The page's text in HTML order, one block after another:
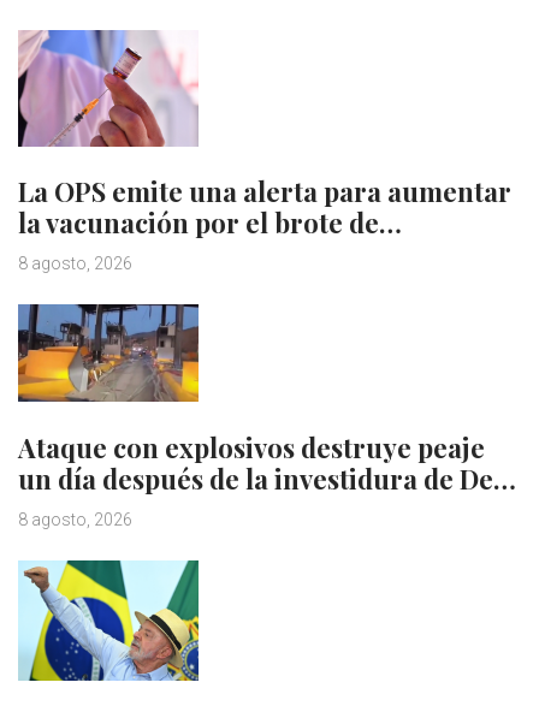
La OPS emite una alerta para aumentar
la vacunación por el brote de…
8 agosto, 2026
Ataque con explosivos destruye peaje
un día después de la investidura de De…
8 agosto, 2026